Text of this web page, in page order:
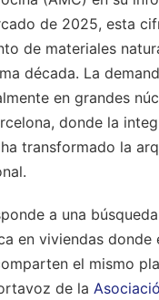
de 2025, esta
de materiales
década. La
en grandes
donde la
transformado la
a una
en viviendas donde
el mismo
de la